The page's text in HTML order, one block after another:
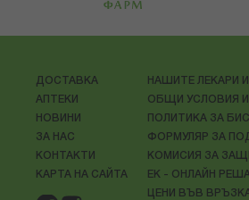
ДОСТАВКА
АПТЕКИ
НОВИНИ
ЗА НАС
КОНТАКТИ
КАРТА НА САЙТА
НАШИТЕ ЛЕКАРИ
ОБЩИ УСЛОВИЯ И
ПОЛИТИКА ЗА
ФОРМУЛЯР ЗА
КОМИСИЯ ЗА
ЕК - ОНЛАЙН
ЦЕНИ ВЪВ